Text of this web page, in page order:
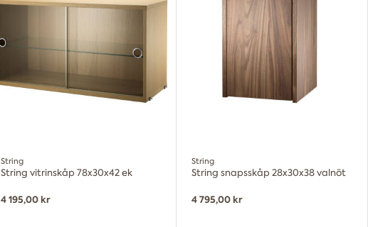
String
String vitrinskåp 78x30x42 ek
4 195,00 kr
String
String snapsskåp 28x30x38 valnöt
4 795,00 kr